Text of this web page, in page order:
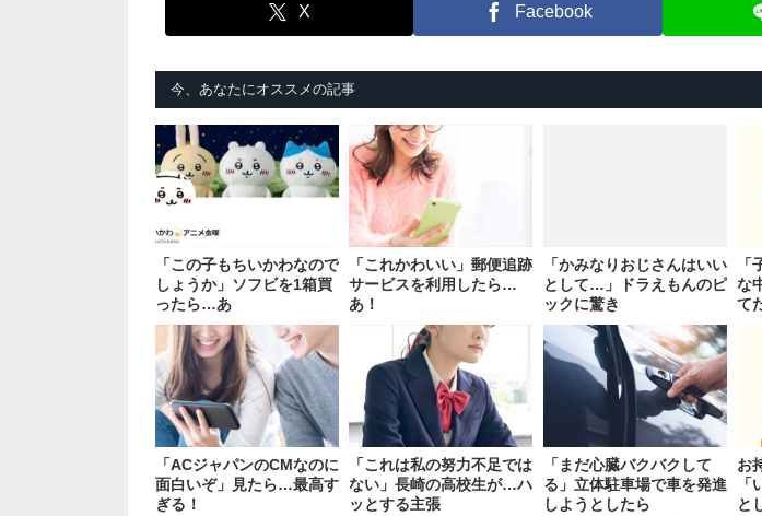
X Facebook
今、あなたにオススメの記事
「この子もちいかわなので
しょうか」ソフビを1箱買
ったら…あ
「これかわいい」郵便追跡
サービスを利用したら…
あ！
「かみなりおじさんはいい
として…」ドラえもんのピ
ックに驚き
な
て
「ACジャパンのCMなのに
面白いぞ」見たら…最高す
ぎる！
「これは私の努力不足では
ない」長崎の高校生が…ハ
ッとする主張
「まだ心臓バクバクして
る」立体駐車場で車を発進
しようとしたら
お
と